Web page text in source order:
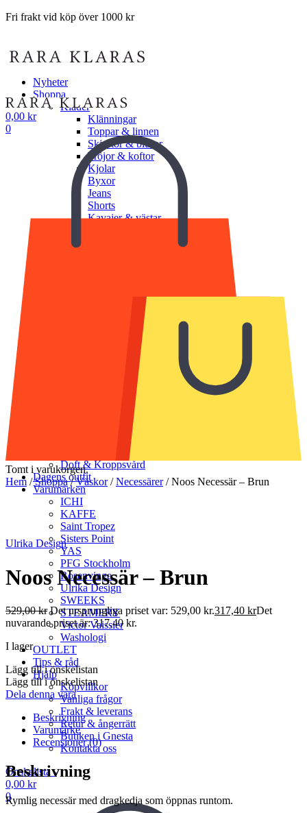
Fri frakt vid köp över 1000 kr
Nyheter
Shoppa
Kläder
Klänningar
Toppar & linnen
Skjortor & blusar
Tröjor & koftor
Kjolar
Byxor
Jeans
Shorts
Kavajer & västar
Underkläder
Strumpor & Strumpbyxor
Halsdukar & scarves
Handskar & vantar
Bälten & skärp
Solglasögon
Munskydd
Doft & Kroppsvård
Dagens outfit
Varumärken
ICHI
KAFFE
Saint Tropez
Sisters Point
YAS
PFG Stockholm
Rosenvinge
Ulrika Design
SWEEKS
STEAMERY
Victor Vaissier
Washologi
OUTLET
Tips & råd
Hjälp
Köpvillkor
Vanliga frågor
Frakt & leverans
Retur & ångerrätt
Butiken i Gnesta
Kontakta oss
Önskelista -
0,00 kr
0
0,00 kr
0
Tomt i varukorgen.
Hem /Shoppa/Väskor/Necessärer/Noos Necessär – Brun
Ulrika Design
Noos Necessär – Brun
529,00kr Det ursprungliga priset var: 529,00 kr.317,40 krDet
nuvarande priset är: 317,40 kr.
I lager
Lägg till i önskelistan
Lägg till i önskelistan
Dela denna vara
Beskrivning
Varumärke
Recensioner (0)
Beskrivning
Rymlig necessär med dragkedja som öppnas runtom.